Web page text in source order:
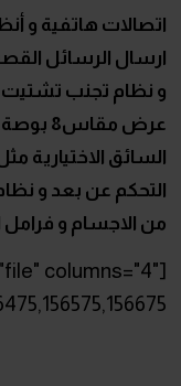
اتصالات هاتفية و
ارسال الرسائل
و نظام تجنب
عرض
السائق الاختيارية
التحكم عن بعد و
من الاجسام و
columns="4"